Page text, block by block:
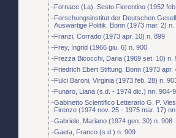
Fornace (La). Sesto Fiorentino (1952
Forschungsinstitut der Deutschen
Auswärtige Politik. Bonn (1973 mar. 2) n.
Franzi, Corrado (1973 apr. 10) n. 899
Frey, Ingrid (1966 giu. 6) n. 900
Frezza Bicocchi, Daria (1969 set. 10) n.
Friedrich Ebert Stiftung. Bonn (1973 apr.
Fulci Baroni, Virginia (1973 feb. 28) n.
Funaro, Liana (s.d. - 1974 dic.) nn. 904-
Gabinetto Scientifico Letterario G. P.
Firenze (1974 nov. 25 - 1975 mar. 17)
Gabriele, Mariano (1974 gen. 30) n. 908
Gaeta, Franco (s.d.) n. 909